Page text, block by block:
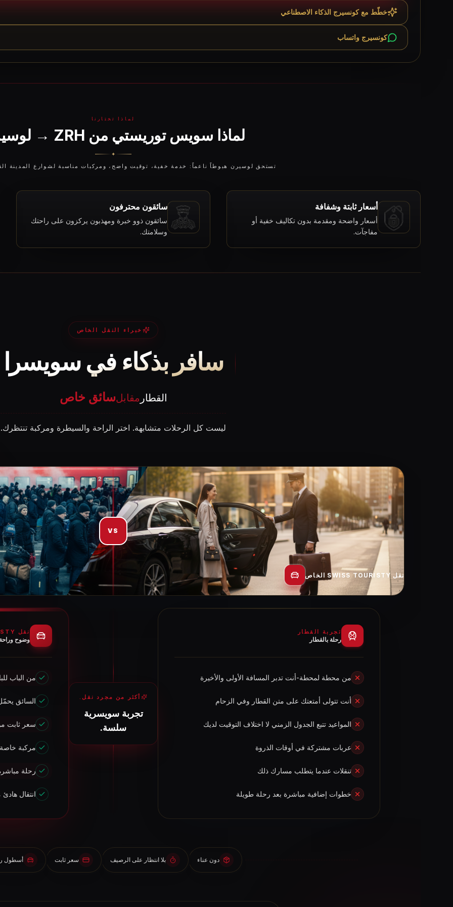
خطّط مع كونسيرج الذكاء الاصطناعي
كونسيرج واتساب
لماذا تختارنا
لماذا سويس توريستي من ZRH → لوسيرن
✦
تستحق لوسيرن هبوطاً ناعماً: خدمة خفية، توقيت واضح، ومركبات مناسبة لشوارع المدينة
أسعار ثابتة وشفافة
أسعار واضحة ومقدمة بدون تكاليف خفية أو
مفاجآت.
سائقون محترفون
سائقون ذوو خبرة ومهذبون يركزون على راحتك
وسلامتك.
خبراء النقل الخاص
سافر بذكاء في سويسرا
القطار مقابلسائق خاص
ليست كل الرحلات متشابهة. اختر الراحة والسيطرة ومركبة تنتظرك.
نقل SWISS TOURISTY الخاص
VS
تجربة القطار
رحلة بالقطار
من محطة لمحطة-أنت تدبر المسافة الأولى والأخيرة
أنت تتولى أمتعتك على متن القطار وفي الزحام
المواعيد تتبع الجدول الزمني لا اختلاف التوقيت لديك
عربات مشتركة في أوقات الذروة
تنقلات عندما يتطلب مسارك ذلك
خطوات إضافية مباشرة بعد رحلة طويلة
أكثر من مجرد نقل.
تجربة سويسرية
سلسة.
نقل SWISS TOURISTY الخاص
وضوح
من الباب
السائق
سعر ثابت
مركبة خاصة
رحلة
انتقال
دون عناء بلا انتظار على الرصيف سعر ثابت أسطول